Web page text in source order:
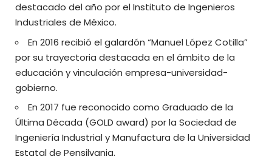
destacado del año por el Instituto de Ingenieros
Industriales de México.
En 2016 recibió el galardón “Manuel López Cotilla”
por su trayectoria destacada en el ámbito de la
educación y vinculación empresa-universidad-
gobierno.
En 2017 fue reconocido como Graduado de la
Última Década (GOLD award) por la Sociedad de
Ingeniería Industrial y Manufactura de la Universidad
Estatal de Pensilvania.